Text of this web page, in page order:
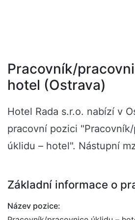
Pracovník/
hotel (Ostrava)
Hotel Rada s.r.o. nabízí v
pracovní pozici
úklidu – hotel". Nástupní
Základní informace o
Název pozice: